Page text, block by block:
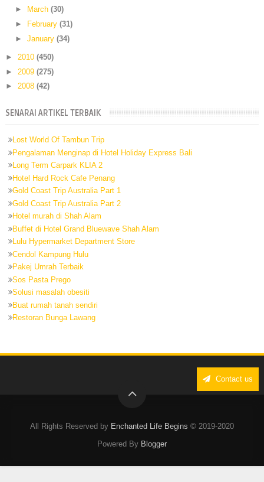
►
March (30)
►
February (31)
► January (34)
► 2010 (450)
► 2009 (275)
► 2008 (42)
SENARAI ARTIKEL TERBAIK
Lost World Of Tambun Trip
Pengalaman Menginap di Hotel Holiday Express Bali
Long Term Carpark KLIA 2
Hotel Hard Rock Cafe Penang
Gold Coast Trip Australia Part 1
Gold Coast Trip Australia Part 2
Hotel murah di Shah Alam
Buffet di Hotel Grand Bluewave Shah Alam
Lulu Hypermarket Department Store
Cendol Kampung Hulu
Pakej Umrah Terbaik
Sos Pasta Prego
Solusi masalah obesiti
Buat rumah tanah sendiri
Restoran Bunga Lawang
Contact us
All Rights Reserved by Enchanted Life Begins © 2019-2020
Powered By Blogger